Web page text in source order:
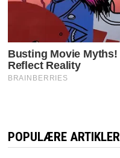
POPULÆRE ARTIKLER